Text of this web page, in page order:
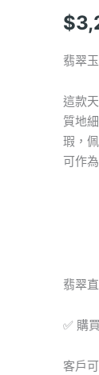
$
翡翠
這款
質地
瑕，
可作
翡翠
✅ 購
客戶
雅
美
｜
白
翡
翠
圓
珠
#269
數